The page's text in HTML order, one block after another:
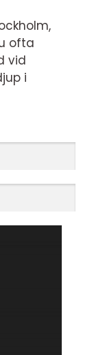
ofta
vid
i